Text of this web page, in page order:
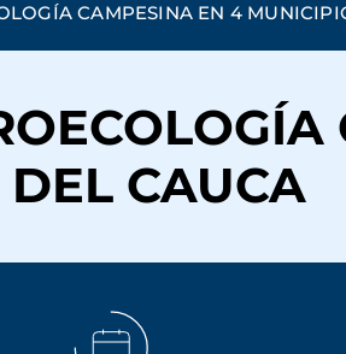
CAMPESINA EN 4
CAUCA